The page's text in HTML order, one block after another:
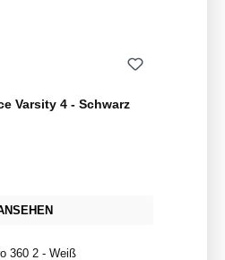
Varsity 4 - Schwarz